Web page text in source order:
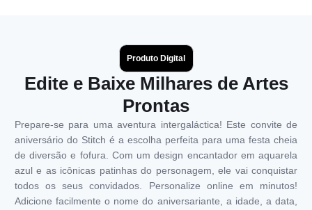
Produto Digital
Edite e Baixe Milhares de Artes
Prontas
Prepare-se para uma aventura intergaláctica! Este convite de
aniversário do Stitch é a escolha perfeita para uma festa cheia
de diversão e fofura. Com um design encantador em aquarela
azul e as icônicas patinhas do personagem, ele vai conquistar
todos os seus convidados. Personalize online em minutos!
Adicione facilmente o nome do aniversariante, a idade, a data,